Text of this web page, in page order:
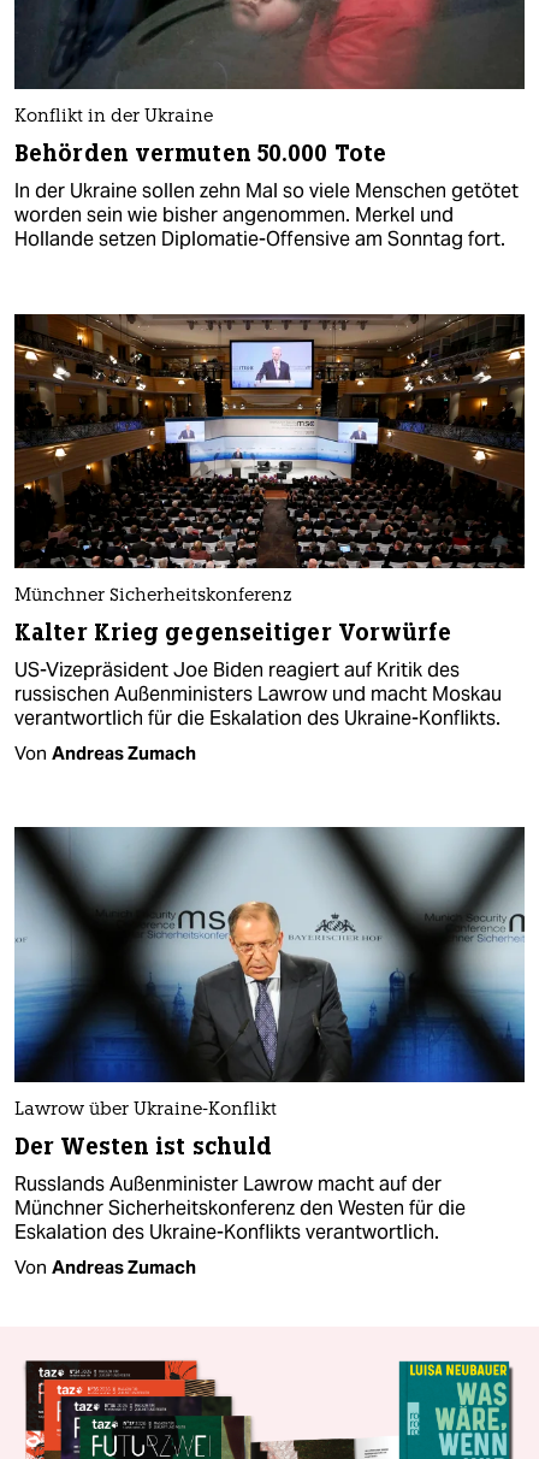
Konflikt in der Ukraine
Behörden vermuten 50.000 Tote
In der Ukraine sollen zehn Mal so viele Menschen getötet
worden sein wie bisher angenommen. Merkel und
Hollande setzen Diplomatie-Offensive am Sonntag fort.
Münchner Sicherheitskonferenz
Kalter Krieg gegenseitiger Vorwürfe
US-Vizepräsident Joe Biden reagiert auf Kritik des
russischen Außenministers Lawrow und macht Moskau
verantwortlich für die Eskalation des Ukraine-Konflikts.
Von Andreas Zumach
Lawrow über Ukraine-Konflikt
Der Westen ist schuld
Russlands Außenminister Lawrow macht auf der
Münchner Sicherheitskonferenz den Westen für die
Eskalation des Ukraine-Konflikts verantwortlich.
Von Andreas Zumach